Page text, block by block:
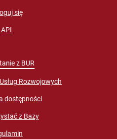
się
API
z BUR
Rozwojowych
dostępności
z Bazy